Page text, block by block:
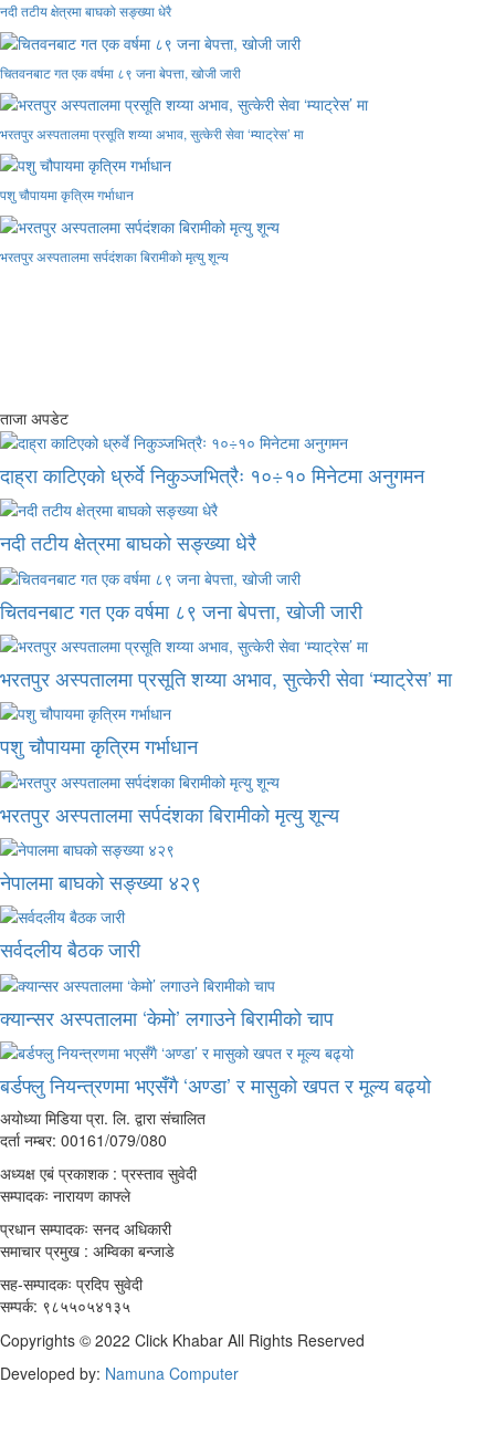
नदी तटीय क्षेत्रमा बाघको सङ्ख्या धेरै
चितवनबाट गत एक वर्षमा ८९ जना बेपत्ता, खोजी जारी
भरतपुर अस्पतालमा प्रसूति शय्या अभाव, सुत्केरी सेवा ‘म्याट्रेस’ मा
पशु चौपायमा कृत्रिम गर्भाधान
भरतपुर अस्पतालमा सर्पदंशका बिरामीको मृत्यु शून्य
ताजा अपडेट
दाह्रा काटिएको ध्रुर्वे निकुञ्जभित्रैः १०÷१० मिनेटमा अनुगमन
नदी तटीय क्षेत्रमा बाघको सङ्ख्या धेरै
चितवनबाट गत एक वर्षमा ८९ जना बेपत्ता, खोजी जारी
भरतपुर अस्पतालमा प्रसूति शय्या अभाव, सुत्केरी सेवा ‘म्याट्रेस’ मा
पशु चौपायमा कृत्रिम गर्भाधान
भरतपुर अस्पतालमा सर्पदंशका बिरामीको मृत्यु शून्य
नेपालमा बाघको सङ्ख्या ४२९
सर्वदलीय बैठक जारी
क्यान्सर अस्पतालमा ‘केमो’ लगाउने बिरामीको चाप
बर्डफ्लु नियन्त्रणमा भएसँगै ‘अण्डा’ र मासुको खपत र मूल्य बढ्यो
अयोध्या मिडिया प्रा. लि. द्वारा संचालित
दर्ता नम्बर: 00161/079/080
अध्यक्ष एबं प्रकाशक : प्रस्ताव सुवेदी
सम्पादकः नारायण काफ्ले
प्रधान सम्पादकः सनद अधिकारी
समाचार प्रमुख : अम्विका बन्जाडे
सह-सम्पादकः प्रदिप सुवेदी
सम्पर्क: ९८५५०५४१३५
Copyrights © 2022 Click Khabar All Rights Reserved
Developed by: Namuna Computer